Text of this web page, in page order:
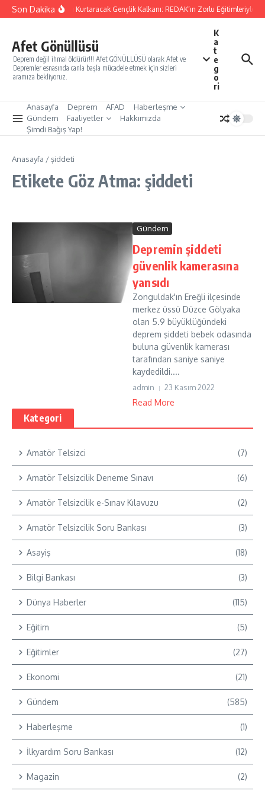
İçeriğe atla
Son DakikaYarınları Kurtaracak Gençlik Kalkanı: REDAK’ın Zorlu Eğitimleriyle
Afet Gönüllüsü
Deprem değil ihmal öldürür!!! Afet GÖNÜLLÜSÜ olarak Afet ve
Depremler esnasında canla başla mücadele etmek için sizleri
aramıza bekliyoruz.
K
a
t
e
g
o
ri
Anasayfa Deprem AFAD
Haberleşme
Gündem
Faaliyetler
Hakkımızda
Şimdi Bağış Yap!
Anasayfa /şiddeti
Etikete Göz Atma: şiddeti
Gündem
Depremin şiddeti
güvenlik kamerasına
yansıdı
Zonguldak'ın Ereğli ilçesinde
merkez üssü Düzce Gölyaka
olan 5.9 büyüklüğündeki
deprem şiddeti bebek odasında
buluna güvenlik kamerası
tarafından saniye saniye
kaydedildi....
admin 23 Kasım 2022
Read More
Kategori
Amatör Telsizci (7)
Amatör Telsizcilik Deneme Sınavı (6)
Amatör Telsizcilik e-Sınav Kılavuzu (2)
Amatör Telsizcilik Soru Bankası (3)
Asayiş (18)
Bilgi Bankası (3)
Dünya Haberler (115)
Eğitim (5)
Eğitimler (27)
Ekonomi (21)
Gündem (585)
Haberleşme (1)
İlkyardım Soru Bankası (12)
Magazin (2)